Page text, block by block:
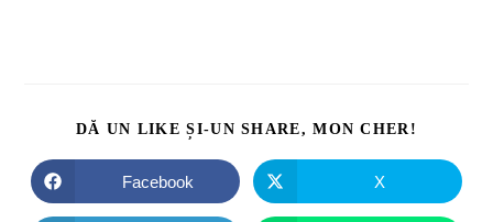
DĂ UN LIKE ȘI-UN SHARE, MON CHER!
Facebook X